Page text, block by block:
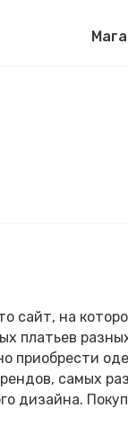
сайт, на
платьев
приобрести
самых
дизайна.